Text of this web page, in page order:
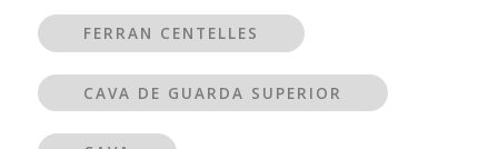
FERRAN CENTELLES
CAVA DE GUARDA SUPERIOR